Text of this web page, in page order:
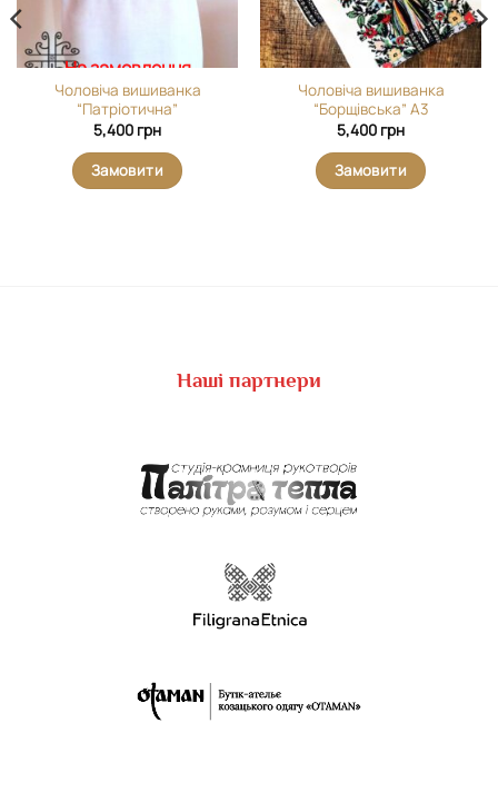
На замовлення
Чоловіча вишиванка
“Патріотична”
5,400 грн
Замовити
Чоловіча вишиванка
“Борщівська” А3
5,400 грн
Замовити
Наші партнери